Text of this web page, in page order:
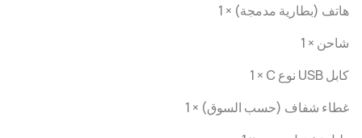
هاتف (بطارية مدمجة) × 1
شاحن × 1
كابل USB نوع C × ‏1
غطاء شفاف (حسب السوق) × 1